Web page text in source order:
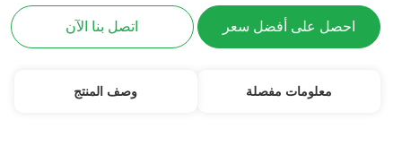
احصل على أفضل سعر اتصل بنا الآن
معلومات مفصلة وصف المنتج